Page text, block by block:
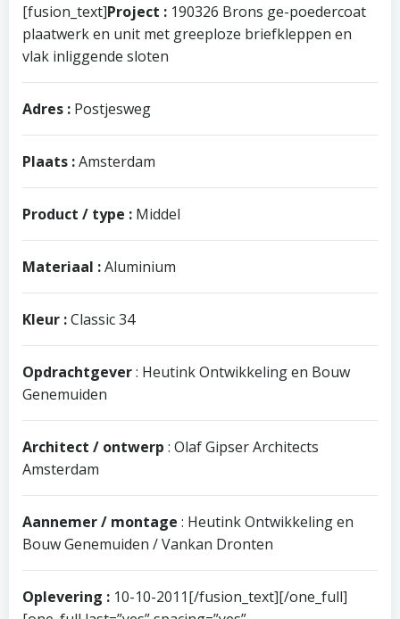
[fusion_text]Project : 190326 Brons ge-poedercoat
plaatwerk en unit met greeploze briefkleppen en
vlak inliggende sloten
Adres : Postjesweg
Plaats :Amsterdam
Product / type : Middel
Materiaal :Aluminium
Kleur :Classic 34
Opdrachtgever: Heutink Ontwikkeling en Bouw
Genemuiden
Architect / ontwerp : Olaf Gipser Architects
Amsterdam
Aannemer / montage : Heutink Ontwikkeling en
Bouw Genemuiden / Vankan Dronten
Oplevering : 10-10-2011[/fusion_text][/one_full]